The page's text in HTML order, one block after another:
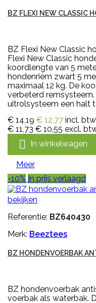
BZ FLEXI NEW CLASSIC
BZ Flexi New Classic
Flexi New Classic
koordlengte van 5
hondenriem zwart 5
maximaal 12 kg. De
verbeterd
uitrolsysteem een halt
€ 14,19 € 12,77 incl. btw
€ 11,73 € 10,55 excl.
 In winkelwagen
Meer
-10% In prijs verlaagd
bekijken
Referentie: BZ640430
Merk: Beeztees
BZ HONDENVOERBAK
BZ hondenvoerbak
voerbak als waterbak.